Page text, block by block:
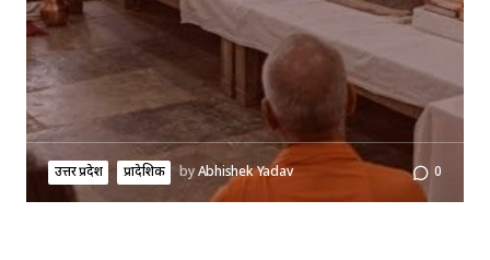
उत्तर प्रदेश प्रादेशिक byAbhishek Yadav 0